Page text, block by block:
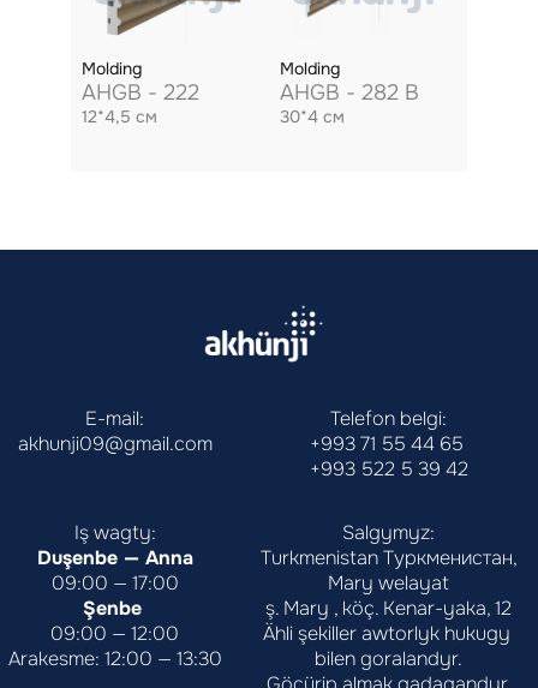
Molding
AHGB - 222
12*4,5 см
Molding
AHGB - 282 B
30*4 см
E-mail:
akhunji09@gmail.com
Telefon belgi:
+993 71 55 44 65
+993 522 5 39 42
Iş wagty:
Duşenbe — Anna
09:00 — 17:00
Şenbe
09:00 — 12:00
Arakesme: 12:00 — 13:30
Salgymyz:
Turkmenistan Туркменистан,
Mary welayat
ş. Mary , köç. Kenar-yaka, 12
Ähli şekiller awtorlyk hukugy
bilen goralandyr.